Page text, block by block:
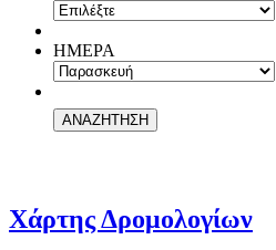
ΗΜΕΡΑ
Χάρτης Δρομολογίων